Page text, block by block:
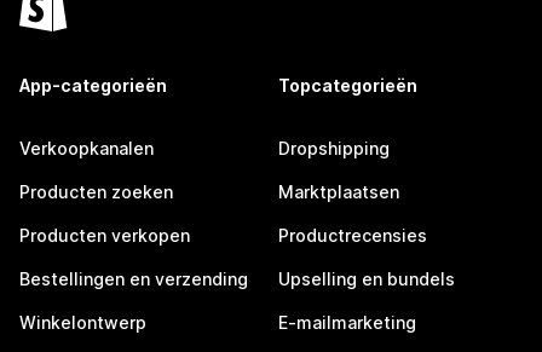
App-categorieën
Verkoopkanalen
Producten zoeken
Producten verkopen
Bestellingen en verzending
Winkelontwerp
Topcategorieën
Dropshipping
Marktplaatsen
Productrecensies
Upselling en bundels
E-mailmarketing